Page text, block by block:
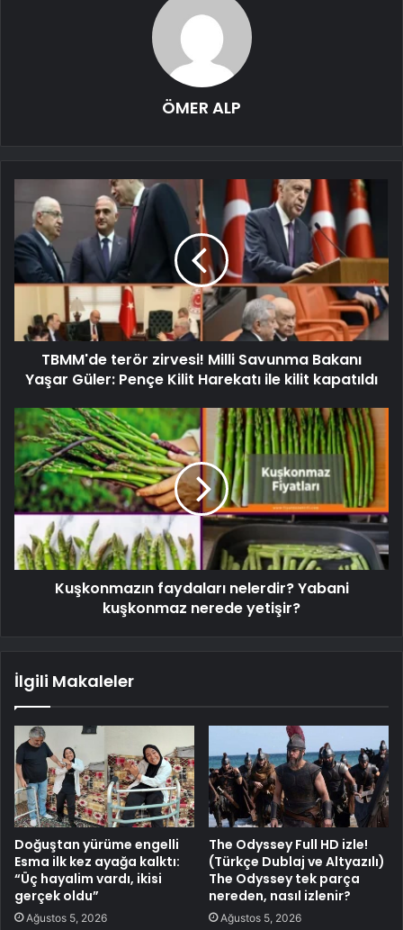
ÖMER ALP
TBMM'de terör zirvesi! Milli Savunma Bakanı
Yaşar Güler: Pençe Kilit Harekatı ile kilit kapatıldı
Kuşkonmazın faydaları nelerdir? Yabani
kuşkonmaz nerede yetişir?
İlgili Makaleler
Doğuştan yürüme engelli
Esma ilk kez ayağa kalktı:
“Üç hayalim vardı, ikisi
gerçek oldu”
Ağustos 5, 2026
The Odyssey Full HD izle!
(Türkçe Dublaj ve Altyazılı)
The Odyssey tek parça
nereden, nasıl izlenir?
Ağustos 5, 2026